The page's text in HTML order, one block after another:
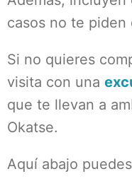
casos no te piden
Si no quieres
visita con una
que te llevan a
Okatse.
Aquí abajo